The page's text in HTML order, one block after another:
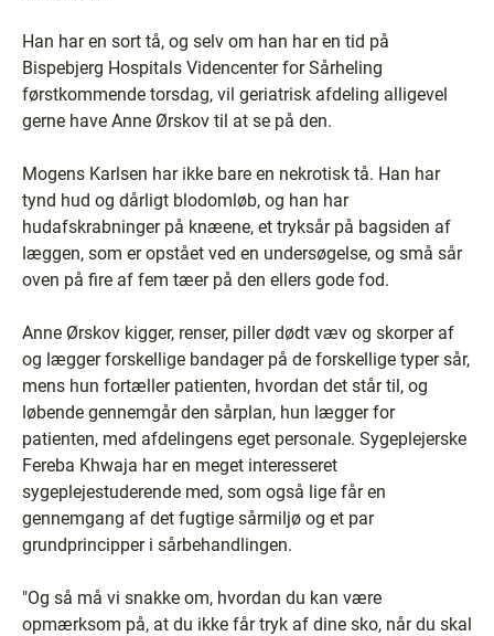
Han har en sort tå, og selv om han har en tid på
Bispebjerg Hospitals Videncenter for Sårheling
førstkommende torsdag, vil geriatrisk afdeling alligevel
gerne have Anne Ørskov til at se på den.
Mogens Karlsen har ikke bare en nekrotisk tå. Han har
tynd hud og dårligt blodomløb, og han har
hudafskrabninger på knæene, et tryksår på bagsiden af
læggen, som er opstået ved en undersøgelse, og små sår
oven på fire af fem tæer på den ellers gode fod.
Anne Ørskov kigger, renser, piller dødt væv og skorper af
og lægger forskellige bandager på de forskellige typer sår,
mens hun fortæller patienten, hvordan det står til, og
løbende gennemgår den sårplan, hun lægger for
patienten, med afdelingens eget personale. Sygeplejerske
Fereba Khwaja har en meget interesseret
sygeplejestuderende med, som også lige får en
gennemgang af det fugtige sårmiljø og et par
grundprincipper i sårbehandlingen.
"Og så må vi snakke om, hvordan du kan være
opmærksom på, at du ikke får tryk af dine sko, når du skal